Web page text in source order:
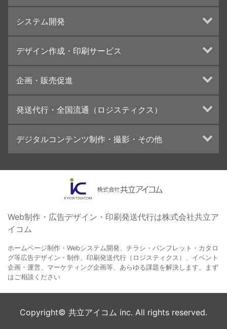
ランディングページ制作
インターネット広告代行
UI・UXデザイン設計
システム開発
デザイン作成・印刷サービス
カタログデザインの制作・印刷
学校・会社案内パンフレット制作・印刷
高精細印刷（スブリマ印刷）
社内報
名刺
一般印刷 （オンデマンド・オフセット）
ユニバーサル・コミュニケーション・デザイン
企画・販売促進
ブランディング戦略
コンテンツ制作
採用プロモーション
発送代行・全国流通（ロジスティクス）
デジタルコンテンツ制作・撮影・その他
イラスト・キャラクター制作
ロゴデザイン・CI設計
コピー・ライティング
電子ブック制作
自社メディア
Web制作・広告デザイン・印刷発送代行は株式会社共立ア
イコム
ホームページ制作・Webシステム開発、チラシ・パンフレット・カタロ
グ等広告デザイン・制作、印刷発送代行（ロジスティクス）、イベント
企画・運営、マーケティング企画等、あらゆる課題を解決します。まず
はご相談ください
Copyright© 共立アイコム inc. All rights reserved.